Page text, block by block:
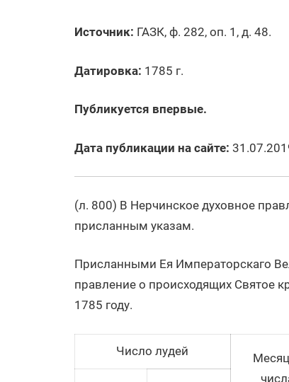
Источник: ГАЗК, ф. 282, оп. 1, д. 48.
Датировка: 1785 г.
Публикуется впервые.
Дата публикации на сайте:
(л. 800) В Нерчинское духовное
присланным указам.
Присланными Ея Императорскаго
правление о происходящих Святое
1785 году.
Число лудей